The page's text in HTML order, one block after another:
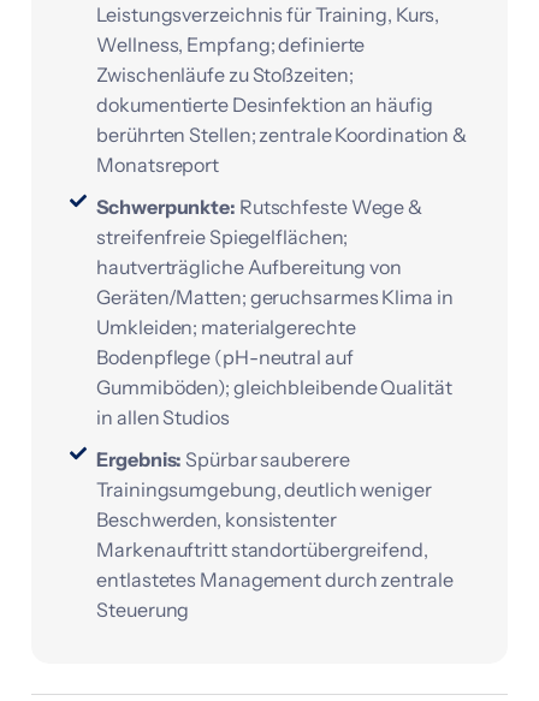
Leistungsverzeichnis für Training, Kurs,
Wellness, Empfang; definierte
Zwischenläufe zu Stoßzeiten;
dokumentierte Desinfektion an häufig
berührten Stellen; zentrale Koordination &
Monatsreport
Schwerpunkte: Rutschfeste Wege &
streifenfreie Spiegelflächen;
hautverträgliche Aufbereitung von
Geräten/Matten; geruchsarmes Klima in
Umkleiden; materialgerechte
Bodenpflege (pH-neutral auf
Gummiböden); gleichbleibende Qualität
in allen Studios
Ergebnis: Spürbar sauberere
Trainingsumgebung, deutlich weniger
Beschwerden, konsistenter
Markenauftritt standortübergreifend,
entlastetes Management durch zentrale
Steuerung